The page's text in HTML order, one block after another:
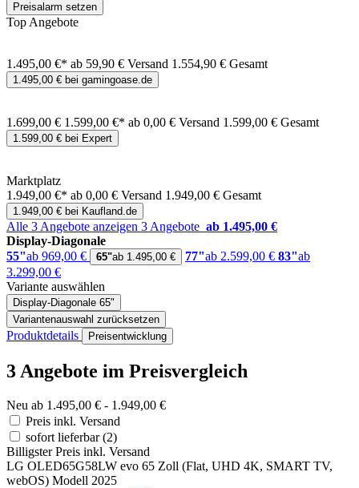
Preisalarm setzen
Top Angebote
1.495,00 €* ab 59,90 € Versand 1.554,90 € Gesamt
1.495,00 € bei gamingoase.de
1.699,00 € 1.599,00 €* ab 0,00 € Versand 1.599,00 € Gesamt
1.599,00 € bei Expert
Marktplatz
1.949,00 €* ab 0,00 € Versand 1.949,00 € Gesamt
1.949,00 € bei Kaufland.de
Alle 3 Angebote anzeigen 3 Angebote ab 1.495,00 €
Display-Diagonale
55"ab 969,00 € 65"ab 1.495,00 € 77"ab 2.599,00 € 83"ab
3.299,00 €
Variante auswählen
Display-Diagonale 65"
Variantenauswahl zurücksetzen
Produktdetails Preisentwicklung
3 Angebote im Preisvergleich
Neu ab 1.495,00 € - 1.949,00 €
Preis inkl. Versand
sofort lieferbar(2)
Billigster Preis inkl. Versand
LG OLED65G58LW evo 65 Zoll (Flat, UHD 4K, SMART TV,
webOS) Modell 2025